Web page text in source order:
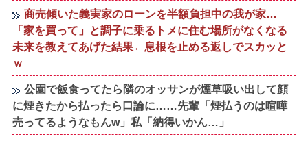
商売傾いた義実家のローンを半額負担中の我が家…
「家を買って」と調子に乗るトメに住む場所がなくなる
未来を教えてあげた結果←息根を止める返しでスカッと
ｗ
公園で飯食ってたら隣のオッサンが煙草吸い出して顔
に煙きたから払ったら口論に……先輩「煙払うのは喧嘩
売ってるようなもんw」私「納得いかん…」